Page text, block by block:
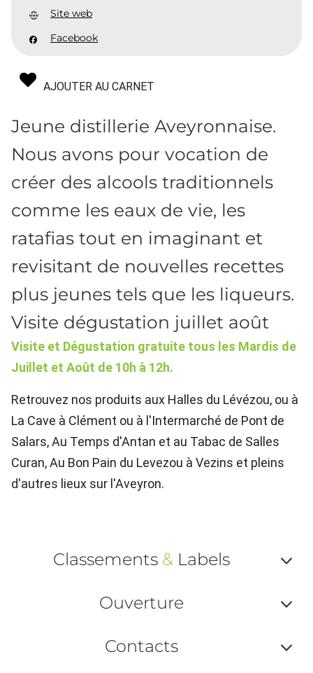
Site web
Facebook
AJOUTER AU CARNET
Jeune distillerie Aveyronnaise.
Nous avons pour vocation de
créer des alcools traditionnels
comme les eaux de vie, les
ratafias tout en imaginant et
revisitant de nouvelles recettes
plus jeunes tels que les liqueurs.
Visite dégustation juillet août
Visite et Dégustation gratuite tous les Mardis de
Juillet et Août de 10h à 12h.
Retrouvez nos produits aux Halles du Lévézou, ou à
La Cave à Clément ou à l'Intermarché de Pont de
Salars, Au Temps d'Antan et au Tabac de Salles
Curan, Au Bon Pain du Levezou à Vezins et pleins
d'autres lieux sur l'Aveyron.
Classements & Labels
ou
Ouverture
ou
Contacts